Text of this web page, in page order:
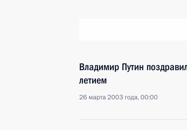
Владимир Путин
летием
26 марта 2003 года, 00:00